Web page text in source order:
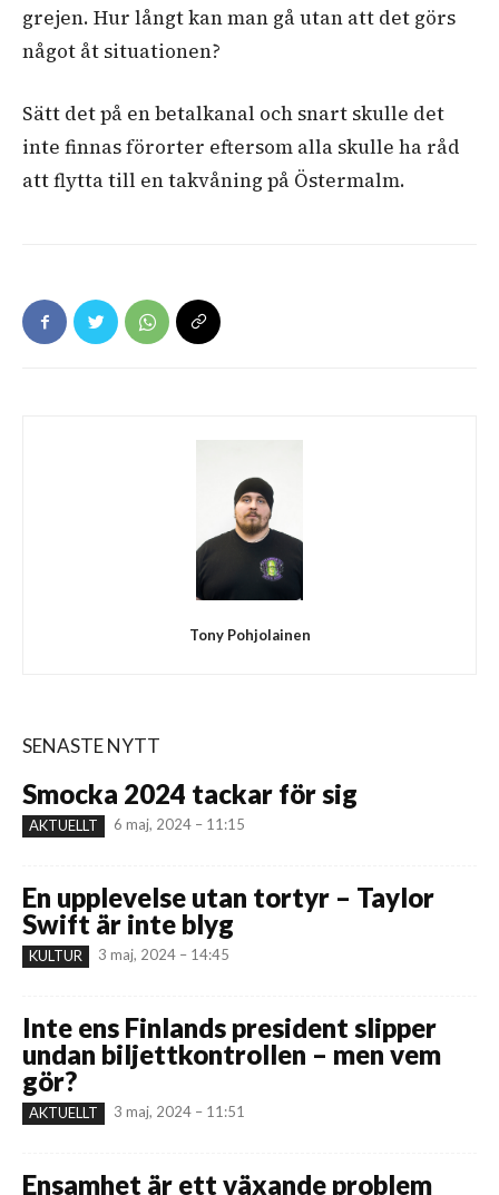
grejen. Hur långt kan man gå utan att det görs
något åt situationen?
Sätt det på en betalkanal och snart skulle det
inte finnas förorter eftersom alla skulle ha råd
att flytta till en takvåning på Östermalm.
Tony Pohjolainen
SENASTE NYTT
Smocka 2024 tackar för sig
AKTUELLT 6 maj, 2024 – 11:15
En upplevelse utan tortyr – Taylor
Swift är inte blyg
KULTUR 3 maj, 2024 – 14:45
Inte ens Finlands president slipper
undan biljettkontrollen – men vem
gör?
AKTUELLT 3 maj, 2024 – 11:51
Ensamhet är ett växande problem